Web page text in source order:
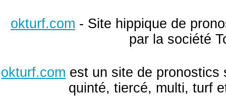
okturf.com - Site hippique de
par la société
okturf.com est un site de pronostics
quinté, tiercé, multi, turf